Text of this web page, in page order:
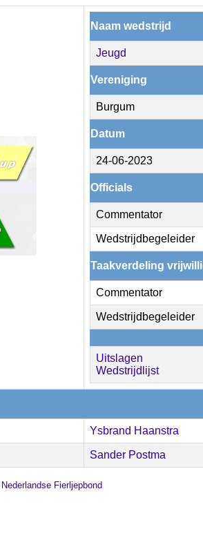
Naam wedstrijd
Jeugd
Vereniging
Burgum
Datum
24-06-2023
Officials
Commentator
Wedstrijdbegeleider
Taakverdeling
Commentator
Wedstrijdbegeleider
Uitslagen
Wedstrijdlijst
Ysbrand Haanstra
Sander Postma
Nederlandse Fierljepbond